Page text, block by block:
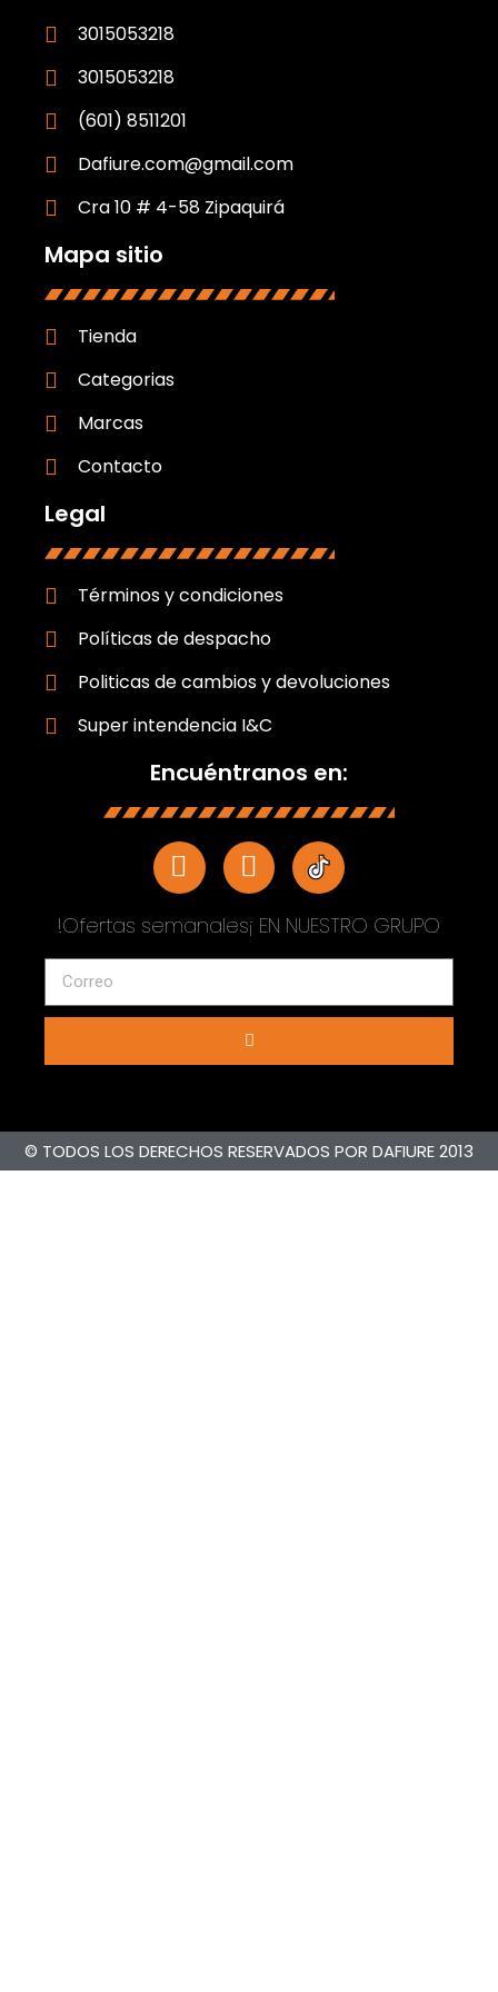
3015053218
3015053218
(601) 8511201
Dafiure.com@gmail.com
Cra 10 # 4-58 Zipaquirá
Mapa sitio
Tienda
Categorias
Marcas
Contacto
Legal
Términos y condiciones
Políticas de despacho
Politicas de cambios y devoluciones
Super intendencia I&C
Encuéntranos en:
!Ofertas semanales¡ EN NUESTRO GRUPO
© TODOS LOS DERECHOS RESERVADOS POR DAFIURE 2013